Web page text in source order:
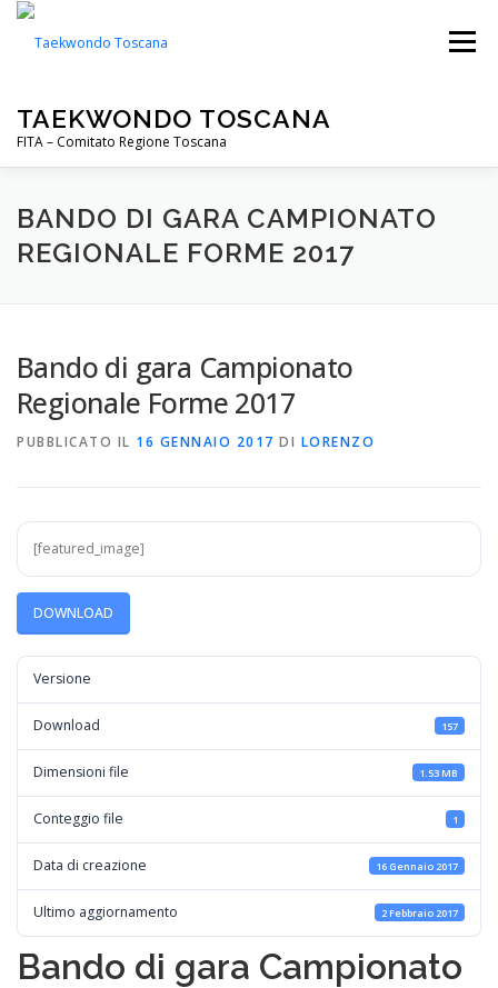
Passa
contenuto
TAEKWONDO TOSCANA
FITA – Comitato Regione Toscana
Menu
FITA PALESTRE NOTIZIE EVENTI
BANDO DI GARA CAMPIONATO
REGIONALE FORME 2017
Bando di gara Campionato
Regionale Forme 2017
PUBBLICATO IL 16 GENNAIO 2017 DI LORENZO
[featured_image]
DOWNLOAD
Versione
Download 157
Dimensioni file 1.53 MB
Conteggio file 1
Data di creazione 16 Gennaio 2017
Ultimo aggiornamento 2 Febbraio 2017
Bando di gara Campionato